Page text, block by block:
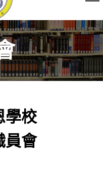
學校
員會